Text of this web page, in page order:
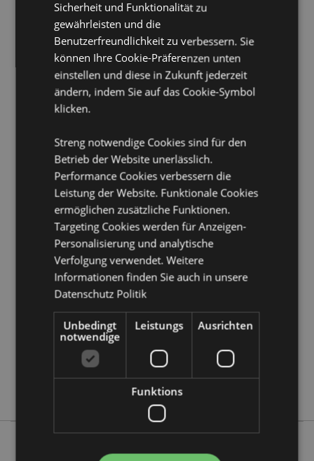
Material:Plastik
CE gekennzeichnetJa
Nicht geeignet für:0 - 3 Jahre
Sicherheitshinweis:Kein Spielzeug.
Lizenz-Informationen:Dieses Produkt ist vollständig
lizenziert und kann weltweit verkauft werden.
Produkttressourcen:
Möchten Sie mehr über den Einkauf bei Puckator
erfahren?Dann lesen Sie unserenLeitfaden für
Kundeninformationen.
Produktattribute
Höhe 9cm Breite 6cm Länge 11cm
5055071722424
120
0.096000
Keine
Keine
Wallace & Gromit
Sicherheit und Funktionalität zu
gewährleisten und die
Benutzerfreundlichkeit zu verbessern. Sie
können Ihre Cookie-Präferenzen unten
einstellen und diese in Zukunft jederzeit
ändern, indem Sie auf das Cookie-Symbol
klicken.
Streng notwendige Cookies sind für den
Betrieb der Website unerlässlich.
Performance Cookies verbessern die
Leistung der Website. Funktionale Cookies
ermöglichen zusätzliche Funktionen.
Targeting Cookies werden für Anzeigen-
Personalisierung und analytische
Verfolgung verwendet. Weitere
Informationen finden Sie auch in unsere
Datenschutz Politik
Unbedingt
notwendige
Leistungs Ausrichten
Funktions